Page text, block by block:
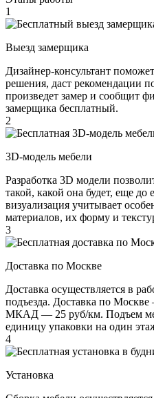
1
Выезд замерщика
Дизайнер-консультант
решения, даст рекомендации
произведет замер и сообщит
замерщика бесплатный.
2
3D-модель мебели
Разработка 3D модели
такой, какой она будет, еще до
визуализация учитывает
материалов, их форму и
3
Доставка по Москве
Доставка осуществляется в
подъезда. Доставка по Москве
МКАД — 25 руб/км. Подъем
единицу упаковки на один
4
Установка